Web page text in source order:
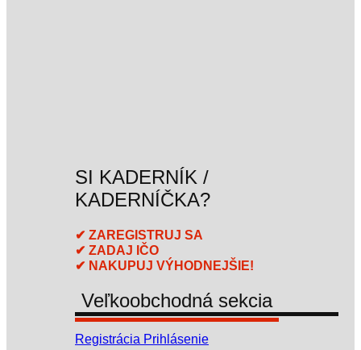
SI KADERNÍK /
KADERNÍČKA?
✔ ZAREGISTRUJ SA
✔ ZADAJ IČO
✔ NAKUPUJ VÝHODNEJŠIE!
Veľkoobchodná sekcia
Registrácia Prihlásenie